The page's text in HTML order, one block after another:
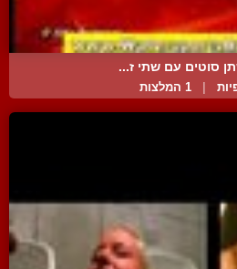
סוטים עם שתי ז...
1 המלצות